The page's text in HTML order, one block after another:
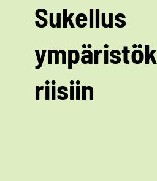
Sukellus
ympäristök
riisiin